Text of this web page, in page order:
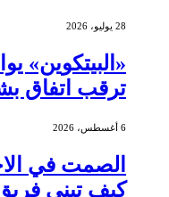
28 يوليو، 2026
«البيتكوين»
ترقب اتفاق
6 أغسطس، 2026
الصمت في
كيف تبني